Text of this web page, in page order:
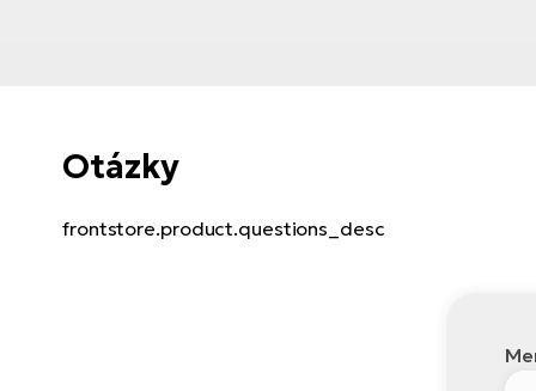
Otázky
frontstore.product.questions_desc